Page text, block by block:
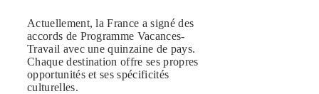
Actuellement, la France a signé des
accords de Programme Vacances-
Travail avec une quinzaine de pays.
Chaque destination offre ses propres
opportunités et ses spécificités
culturelles.